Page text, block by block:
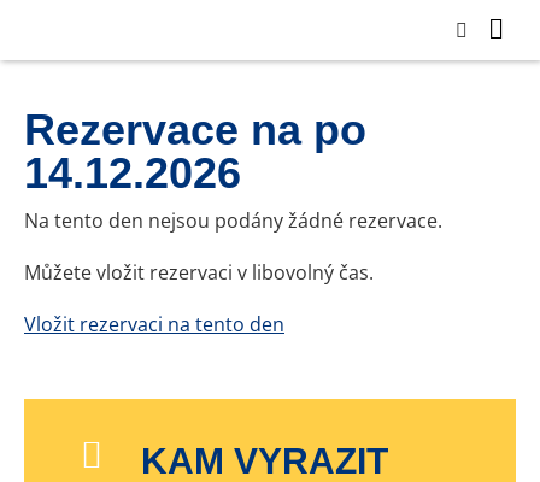
Rezervace na po
14.12.2026
Na tento den nejsou podány žádné rezervace.
Můžete vložit rezervaci v libovolný čas.
Vložit rezervaci na tento den
KAM VYRAZIT